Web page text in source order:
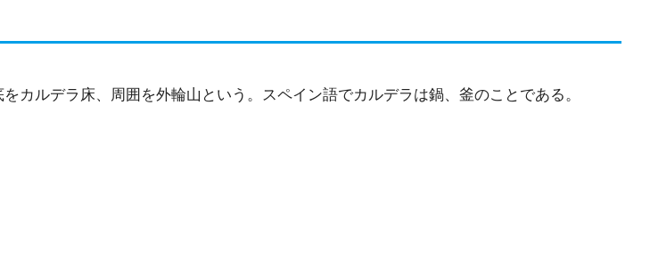
カルデラ床、周囲を外輪山という。スペイン語でカルデラは鍋、釜のことである。